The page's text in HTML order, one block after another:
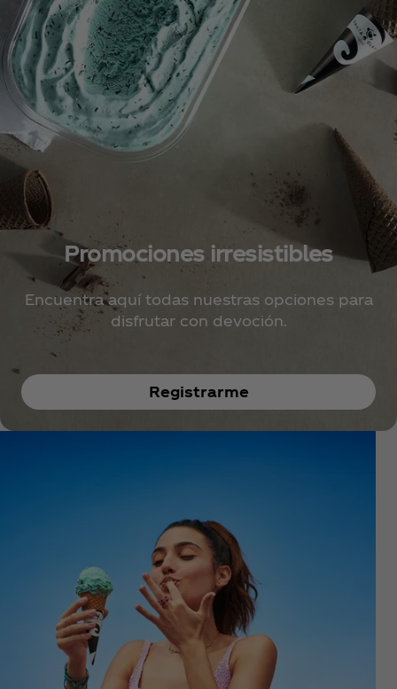
Promociones irresistibles
Encuentra aquí todas nuestras opciones para
disfrutar con devoción.
Registrarme